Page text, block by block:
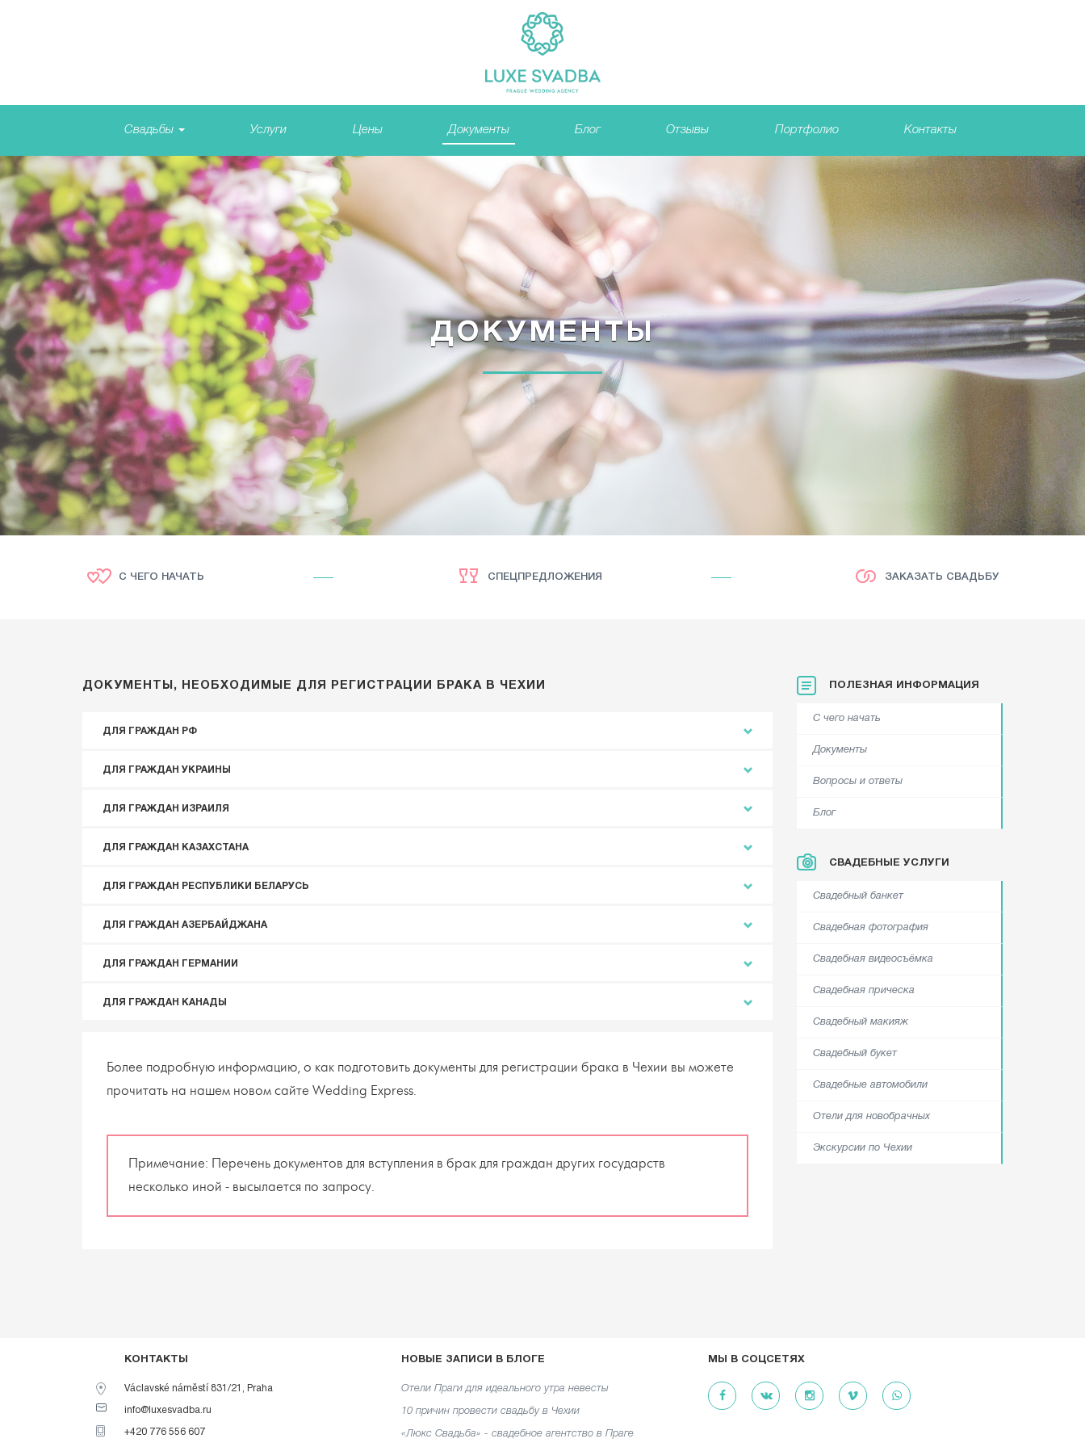
Свадьбы Услуги Цены Документы Блог Отзывы Портфолио Контакты
ДОКУМЕНТЫ
С ЧЕГО НАЧАТЬ СПЕЦПРЕДЛОЖЕНИЯ ЗАКАЗАТЬ СВАДЬБУ
ДОКУМЕНТЫ, НЕОБХОДИМЫЕ ДЛЯ РЕГИСТРАЦИИ БРАКА В ЧЕХИИ
ДЛЯ ГРАЖДАН РФ
ДЛЯ ГРАЖДАН УКРАИНЫ
ДЛЯ ГРАЖДАН ИЗРАИЛЯ
ДЛЯ ГРАЖДАН КАЗАХСТАНА
ДЛЯ ГРАЖДАН РЕСПУБЛИКИ БЕЛАРУСЬ
ДЛЯ ГРАЖДАН АЗЕРБАЙДЖАНА
ДЛЯ ГРАЖДАН ГЕРМАНИИ
ДЛЯ ГРАЖДАН КАНАДЫ
Более подробную информацию, о как подготовить документы для регистрации брака в Чехии вы можете
прочитать на нашем новом сайте Wedding Express.
Примечание: Перечень документов для вступления в брак для граждан других государств
несколько иной - высылается по запросу.
ПОЛЕЗНАЯ ИНФОРМАЦИЯ
С чего начать
Документы
Вопросы и ответы
Блог
СВАДЕБНЫЕ УСЛУГИ
Свадебный банкет
Свадебная фотография
Свадебная видеосъёмка
Свадебная прическа
Свадебный макияж
Свадебный букет
Свадебные автомобили
Отели для новобрачных
Экскурсии по Чехии
КОНТАКТЫ
Václavské náměstí 831/21, Praha
info@luxesvadba.ru
+420 776 556 607
НОВЫЕ ЗАПИСИ В БЛОГЕ
Отели Праги для идеального утра невесты
10 причин провести свадьбу в Чехии
«Люкс Свадьба» - свадебное агентство в Праге
МЫ В СОЦСЕТЯХ